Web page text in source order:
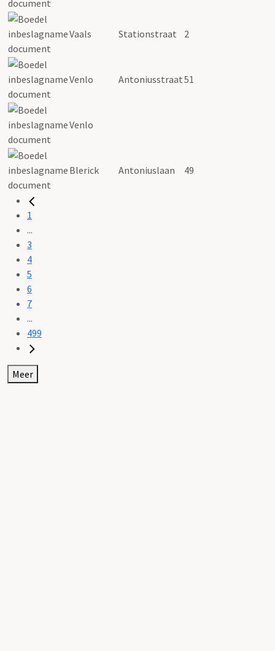
Vaals Stationstraat 2
Venlo Antoniusstraat51
Venlo
Blerick Antoniuslaan 49
1
...
3
4
5
6
7
...
499
Meer